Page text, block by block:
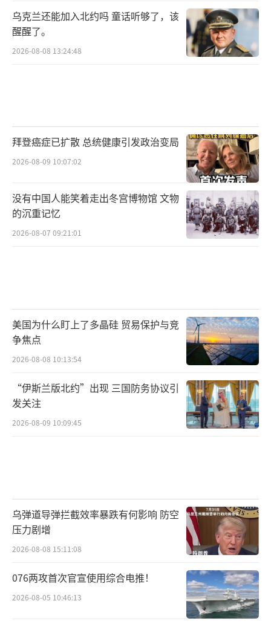
乌克兰还能加入北约吗 童话听够了，该
醒醒了。
2026-08-08 13:24:48
拜登癌症已扩散 总统健康引发政治变局
2026-08-09 10:07:02
没有中国人能笑着走出冬宫博物馆 文物
的沉重记忆
2026-08-07 09:21:01
美国为什么盯上了多晶硅 贸易保护与竞
争焦点
2026-08-08 10:13:54
“伊斯兰版北约”出现 三国防务协议引
发关注
2026-08-09 10:09:45
乌弹道导弹拦截效率暴跌有何影响 防空
压力剧增
2026-08-08 15:11:08
076两攻首次官宣使用综合电推！
2026-08-05 10:46:13